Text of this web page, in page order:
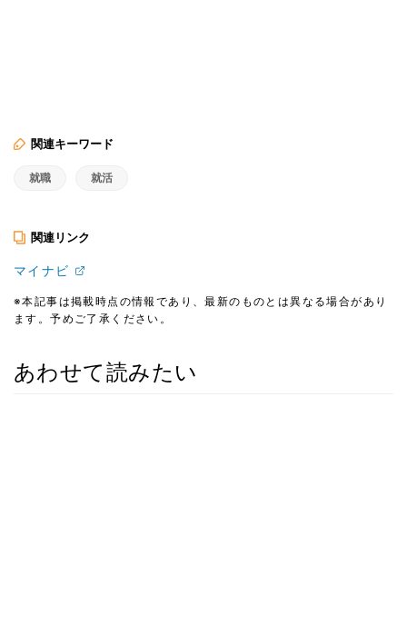
関連キーワード
就職 就活
関連リンク
マイナビ
※本記事は掲載時点の情報であり、最新のものとは異なる場合があり
ます。予めご了承ください。
あわせて読みたい